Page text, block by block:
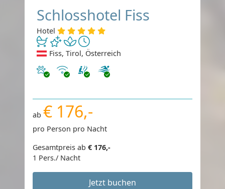
Schlosshotel Fiss
Hotel
Fiss, Tirol, Österreich
Haustiere erlaubt
Internet
ab € 176,-
pro Person pro Nacht
Gesamtpreis ab € 176,-
1 Pers./ Nacht
Jetzt buchen